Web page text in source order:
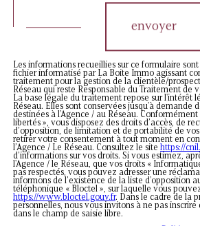
envoyer
Les informations recueillies sur ce formulaire
fichier informatisé par La Boite Immo agissant
traitement pour la gestion de la clientèle/
Réseau qui reste Responsable du Traitement de
La base légale du traitement repose sur l'intérêt
Réseau. Elles sont conservées jusqu'à demande
destinées à l'Agence / au Réseau.
libertés », vous disposez des droits d’accès, de
d’opposition, de limitation et de portabilité de
retirer votre consentement à tout moment en
l’Agence / Le Réseau. Consultez le site https://
d’informations sur vos droits. Si vous estimez,
l'Agence / le Réseau, que vos droits «
pas respectés, vous pouvez adresser une
informons de l’existence de la liste d'opposition
téléphonique « Bloctel », sur laquelle vous
https://www.bloctel.gouv.fr. Dans le cadre de la
personnelles, nous vous invitons à ne pas inscrire
dans le champ de saisie libre.